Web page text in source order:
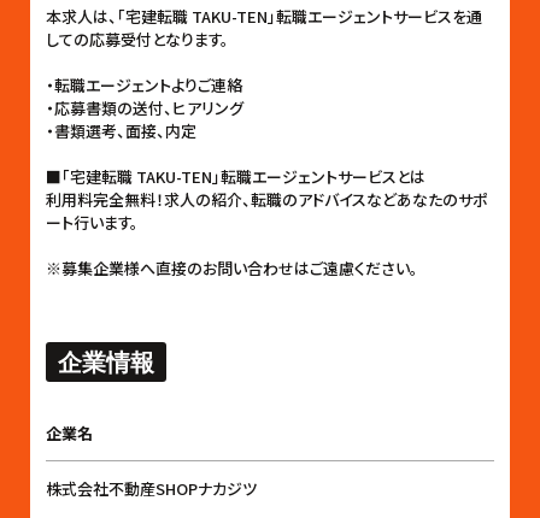
本求人は、「宅建転職 TAKU-TEN」転職エージェントサービスを通
しての応募受付となります。
・転職エージェントよりご連絡
・応募書類の送付、ヒアリング
・書類選考、面接、内定
■「宅建転職 TAKU-TEN」転職エージェントサービスとは
利用料完全無料！求人の紹介、転職のアドバイスなどあなたのサポ
ート行います。
※募集企業様へ直接のお問い合わせはご遠慮ください。
企業情報
企業名
株式会社不動産SHOPナカジツ